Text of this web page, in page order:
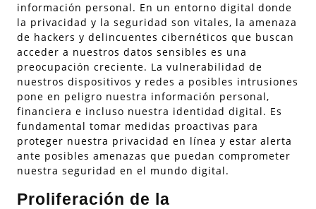
información personal. En un entorno digital donde
la privacidad y la seguridad son vitales, la amenaza
de hackers y delincuentes cibernéticos que buscan
acceder a nuestros datos sensibles es una
preocupación creciente. La vulnerabilidad de
nuestros dispositivos y redes a posibles intrusiones
pone en peligro nuestra información personal,
financiera e incluso nuestra identidad digital. Es
fundamental tomar medidas proactivas para
proteger nuestra privacidad en línea y estar alerta
ante posibles amenazas que puedan comprometer
nuestra seguridad en el mundo digital.
Proliferación de la